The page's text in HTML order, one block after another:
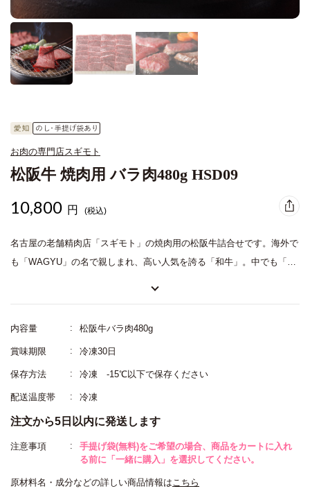
お肉の専門店スギモト
松阪牛 焼肉用 バラ肉480g HSD09
10,800 円 (税込)
名古屋の老舗精肉店「スギモト」の焼肉用の松阪牛詰合せです。海外で
も「WAGYU」の名で親しまれ、高い人気を誇る「和牛」。中でも「日
詰合せに。等級やブランドだけにとらわれず、「スギモト」の熟練の目
利きが選んだワンランク上のおいしさをお楽しみ下さい。
内容量 松阪牛バラ肉480g
賞味期限 冷凍30日
保存方法 冷凍 -15℃以下で保存ください
配送温度帯 冷凍
注文から5日以内に発送します
注意事項
手提げ袋(無料)をご希望の場合、商品をカートに入れ
る前に「一緒に購入」を選択してください。
原材料名・成分などの詳しい商品情報はこちら